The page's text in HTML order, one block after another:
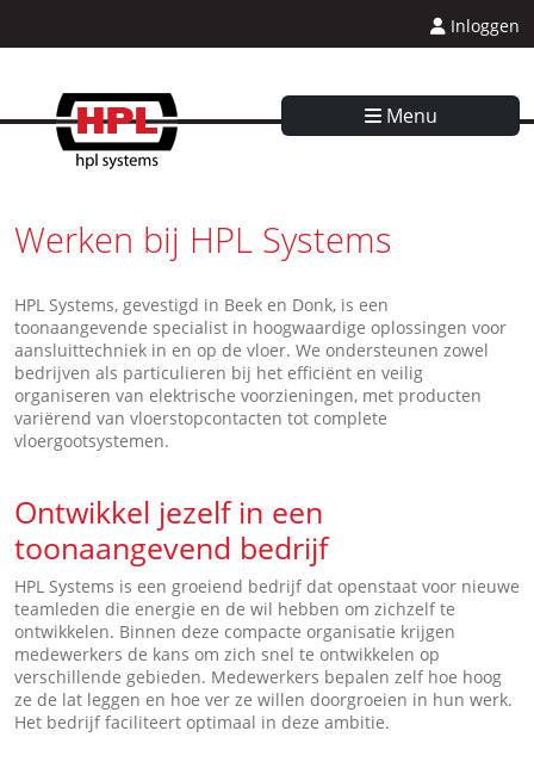
Inloggen
Menu
Werken bij HPL Systems
HPL Systems, gevestigd in Beek en Donk, is een
toonaangevende specialist in hoogwaardige oplossingen voor
aansluittechniek in en op de vloer. We ondersteunen zowel
bedrijven als particulieren bij het efficiënt en veilig
organiseren van elektrische voorzieningen, met producten
variërend van vloerstopcontacten tot complete
vloergootsystemen.
Ontwikkel jezelf in een
toonaangevend bedrijf
HPL Systems is een groeiend bedrijf dat openstaat voor nieuwe
teamleden die energie en de wil hebben om zichzelf te
ontwikkelen. Binnen deze compacte organisatie krijgen
medewerkers de kans om zich snel te ontwikkelen op
verschillende gebieden. Medewerkers bepalen zelf hoe hoog
ze de lat leggen en hoe ver ze willen doorgroeien in hun werk.
Het bedrijf faciliteert optimaal in deze ambitie.